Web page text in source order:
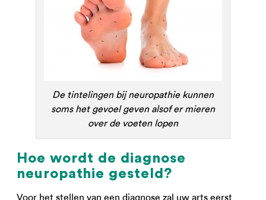
De tintelingen bij neuropathie kunnen
soms het gevoel geven alsof er mieren
over de voeten lopen
Hoe wordt de diagnose
neuropathie gesteld?
Voor het stellen van een diagnose zal uw arts eerst